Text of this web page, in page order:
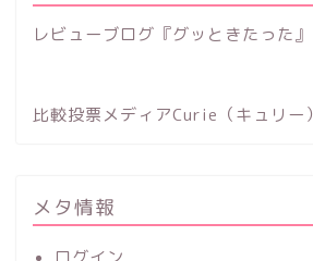
レビューブログ『グッときたった』
比較投票メディアCurie（キュリー）
メタ情報